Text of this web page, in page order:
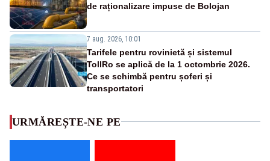
de raționalizare impuse de Bolojan
7 aug. 2026, 10:01
Tarifele pentru rovinietă și sistemul
TollRo se aplică de la 1 octombrie 2026.
Ce se schimbă pentru șoferi și
transportatori
URMĂREȘTE-NE PE